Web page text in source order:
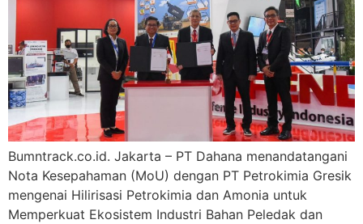
Bumntrack.co.id. Jakarta – PT Dahana menandatangani
Nota Kesepahaman (MoU) dengan PT Petrokimia Gresik
mengenai Hilirisasi Petrokimia dan Amonia untuk
Memperkuat Ekosistem Industri Bahan Peledak dan